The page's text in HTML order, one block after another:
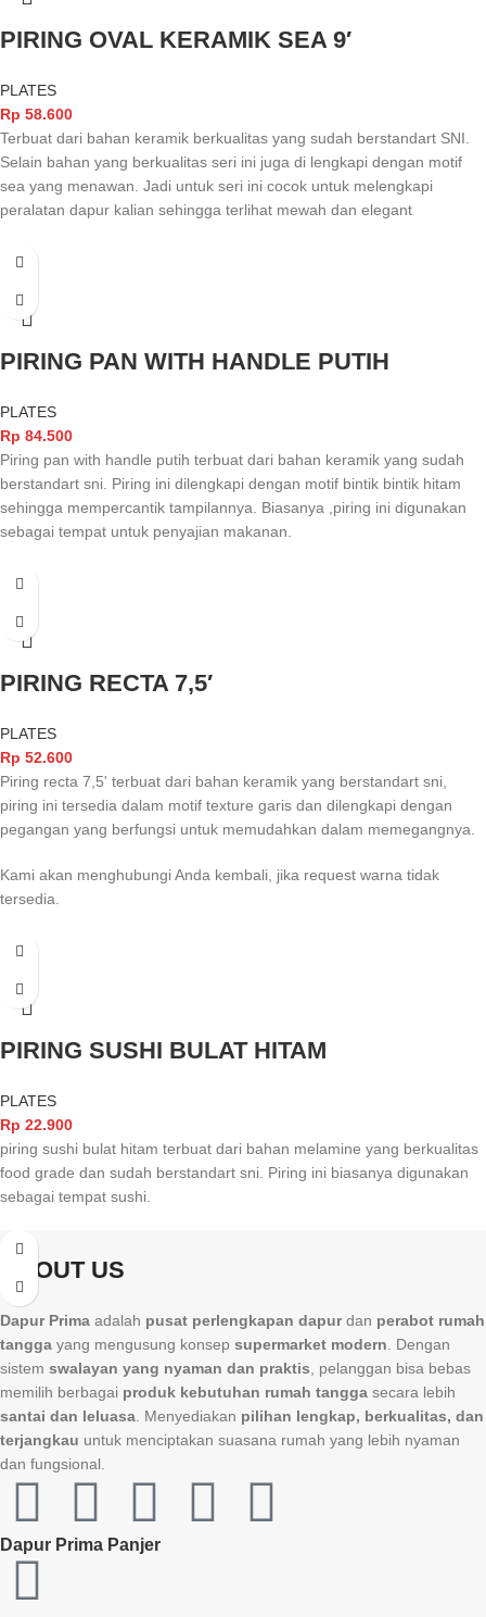
PIRING OVAL KERAMIK SEA 9′
PLATES
Rp 58.600
Terbuat dari bahan keramik berkualitas yang sudah berstandart SNI.
Selain bahan yang berkualitas seri ini juga di lengkapi dengan motif
sea yang menawan. Jadi untuk seri ini cocok untuk melengkapi
peralatan dapur kalian sehingga terlihat mewah dan elegant
PIRING PAN WITH HANDLE PUTIH
PLATES
Rp 84.500
Piring pan with handle putih terbuat dari bahan keramik yang sudah
berstandart sni. Piring ini dilengkapi dengan motif bintik bintik hitam
sehingga mempercantik tampilannya. Biasanya ,piring ini digunakan
sebagai tempat untuk penyajian makanan.
PIRING RECTA 7,5′
PLATES
Rp 52.600
Piring recta 7,5' terbuat dari bahan keramik yang berstandart sni,
piring ini tersedia dalam motif texture garis dan dilengkapi dengan
pegangan yang berfungsi untuk memudahkan dalam memegangnya.
Kami akan menghubungi Anda kembali, jika request warna tidak
tersedia.
PIRING SUSHI BULAT HITAM
PLATES
Rp 22.900
piring sushi bulat hitam terbuat dari bahan melamine yang berkualitas
food grade dan sudah berstandart sni. Piring ini biasanya digunakan
sebagai tempat sushi.
ABOUT US
Dapur Prima adalah pusat perlengkapan dapurdan perabot rumah
tangga yang mengusung konsep supermarket modern. Dengan
sistem swalayan yang nyaman dan praktis, pelanggan bisa bebas
memilih berbagai produk kebutuhan rumah tangga secara lebih
santai dan leluasa. Menyediakan pilihan lengkap, berkualitas, dan
terjangkau untuk menciptakan suasana rumah yang lebih nyaman
dan fungsional.
Dapur Prima Panjer